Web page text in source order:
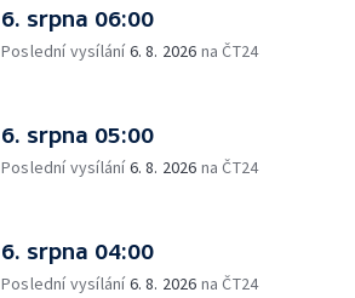
6. srpna 06:00
Poslední vysílání6. 8. 2026 na ČT24
6. srpna 05:00
Poslední vysílání6. 8. 2026 na ČT24
6. srpna 04:00
Poslední vysílání6. 8. 2026 na ČT24